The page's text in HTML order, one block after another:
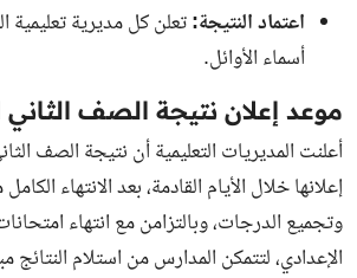
اعتماد النتيجة:تعلن كل مديرية تعليمية
أسماء الأوائل.
موعد إعلان نتيجة الصف الثاني
أعلنت المديريات التعليمية أن نتيجة الصف
إعلانها خلال الأيام القادمة، بعد الانتهاء
وتجميع الدرجات، وبالتزامن مع انتهاء
الإعدادي، لتتمكن المدارس من استلام النتائج